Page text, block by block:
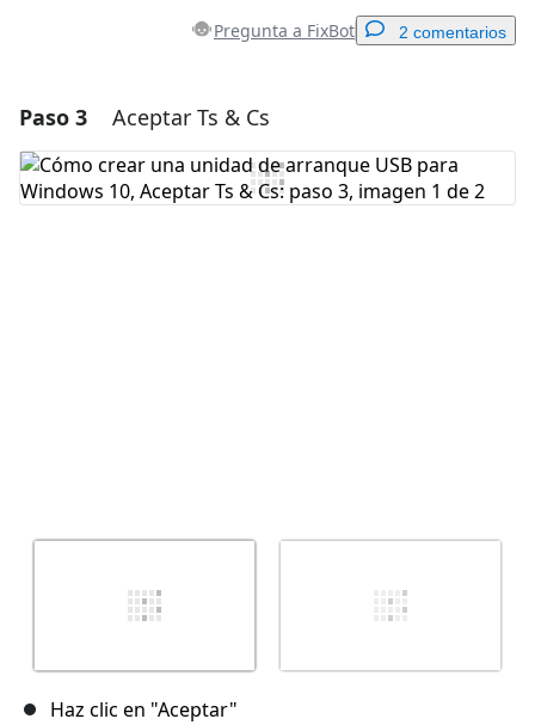
Pregunta a FixBot 2 comentarios
Agregar un comentario
Agregar Comentario
Paso 3 Aceptar Ts & Cs
Haz clic en "Aceptar"